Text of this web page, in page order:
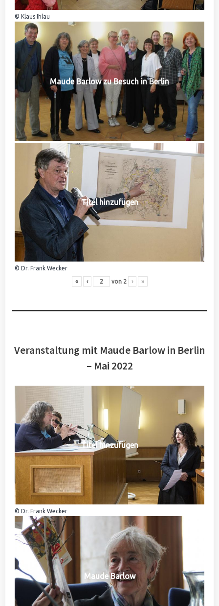
© Klaus Ihlau
Maude Barlow zu Besuch in Berlin
Titel hinzufügen
© Dr. Frank Wecker
« ‹ von 2 › »
Veranstaltung mit Maude Barlow in Berlin
– Mai 2022
Titel hinzufügen
© Dr. Frank Wecker
Maude Barlow